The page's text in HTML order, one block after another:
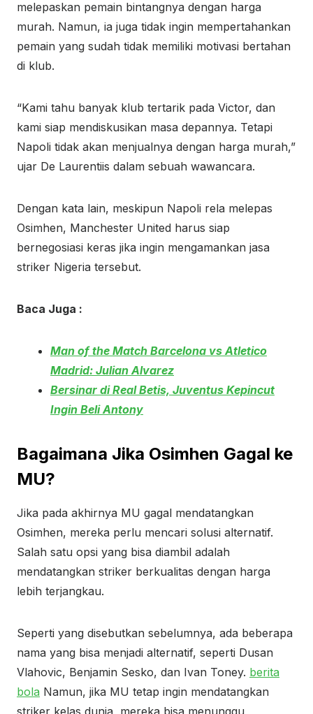
melepaskan pemain bintangnya dengan harga
murah. Namun, ia juga tidak ingin mempertahankan
pemain yang sudah tidak memiliki motivasi bertahan
di klub.
“Kami tahu banyak klub tertarik pada Victor, dan
kami siap mendiskusikan masa depannya. Tetapi
Napoli tidak akan menjualnya dengan harga murah,”
ujar De Laurentiis dalam sebuah wawancara.
Dengan kata lain, meskipun Napoli rela melepas
Osimhen, Manchester United harus siap
bernegosiasi keras jika ingin mengamankan jasa
striker Nigeria tersebut.
Baca Juga :
Man of the Match Barcelona vs Atletico
Madrid: Julian Alvarez
Bersinar di Real Betis, Juventus Kepincut
Ingin Beli Antony
Bagaimana Jika Osimhen Gagal ke
MU?
Jika pada akhirnya MU gagal mendatangkan
Osimhen, mereka perlu mencari solusi alternatif.
Salah satu opsi yang bisa diambil adalah
mendatangkan striker berkualitas dengan harga
lebih terjangkau.
Seperti yang disebutkan sebelumnya, ada beberapa
nama yang bisa menjadi alternatif, seperti Dusan
Vlahovic, Benjamin Sesko, dan Ivan Toney. berita
bola Namun, jika MU tetap ingin mendatangkan
striker kelas dunia, mereka bisa menunggu